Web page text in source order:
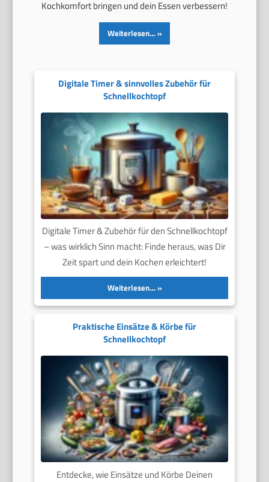
Kochkomfort bringen und dein Essen verbessern!
Weiterlesen…
Digitale Timer & sinnvolles Zubehör für
Schnellkochtopf
Digitale Timer & Zubehör für den Schnellkochtopf
– was wirklich Sinn macht: Finde heraus, was Dir
Zeit spart und dein Kochen erleichtert!
Weiterlesen…
Praktische Einsätze & Körbe für
Schnellkochtopf
Entdecke, wie Einsätze und Körbe Deinen